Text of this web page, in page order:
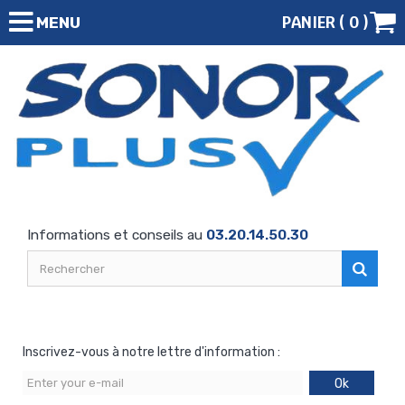
MENU PANIER ( 0 )
Informations et conseils au 03.20.14.50.30
Inscrivez-vous à notre lettre d'information :
Ok